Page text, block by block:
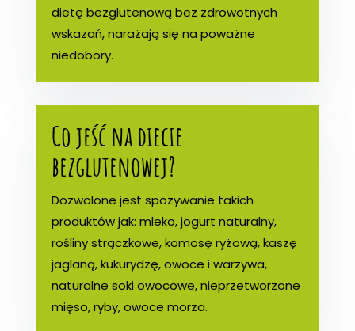
dietę bezglutenową bez zdrowotnych
wskazań, narażają się na poważne
niedobory.
Co jeść na diecie
bezglutenowej?
Dozwolone jest spożywanie takich
produktów jak: mleko, jogurt naturalny,
rośliny strączkowe, komosę ryżową, kaszę
jaglaną, kukurydzę, owoce i warzywa,
naturalne soki owocowe, nieprzetworzone
mięso, ryby, owoce morza.